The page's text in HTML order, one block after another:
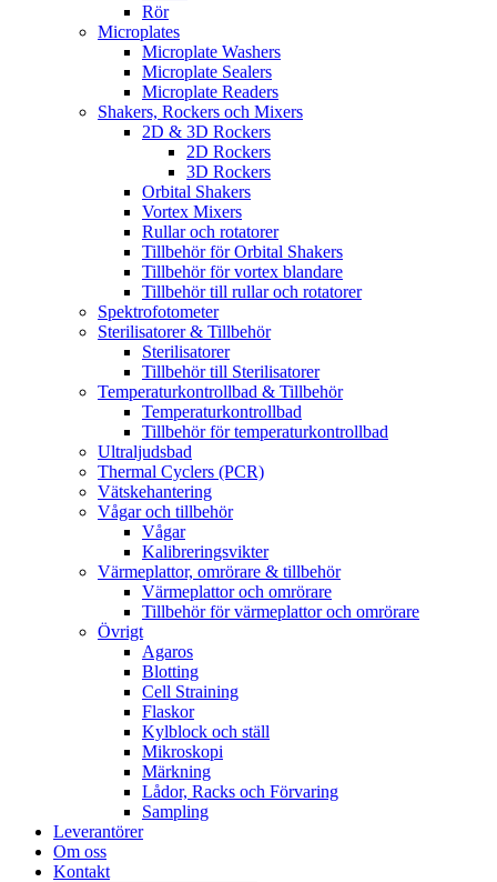
Rör
Microplates
Microplate Washers
Microplate Sealers
Microplate Readers
Shakers, Rockers och Mixers
2D & 3D Rockers
2D Rockers
3D Rockers
Orbital Shakers
Vortex Mixers
Rullar och rotatorer
Tillbehör för Orbital Shakers
Tillbehör för vortex blandare
Tillbehör till rullar och rotatorer
Spektrofotometer
Sterilisatorer & Tillbehör
Sterilisatorer
Tillbehör till Sterilisatorer
Temperaturkontrollbad & Tillbehör
Temperaturkontrollbad
Tillbehör för temperaturkontrollbad
Ultraljudsbad
Thermal Cyclers (PCR)
Vätskehantering
Vågar och tillbehör
Vågar
Kalibreringsvikter
Värmeplattor, omrörare & tillbehör
Värmeplattor och omrörare
Tillbehör för värmeplattor och omrörare
Övrigt
Agaros
Blotting
Cell Straining
Flaskor
Kylblock och ställ
Mikroskopi
Märkning
Lådor, Racks och Förvaring
Sampling
Leverantörer
Om oss
Kontakt